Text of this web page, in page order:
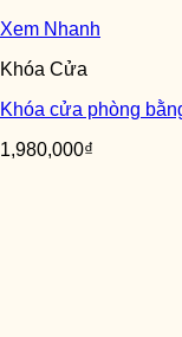
Xem Nhanh
Khóa Cửa
Khóa cửa phòng
1,980,000₫